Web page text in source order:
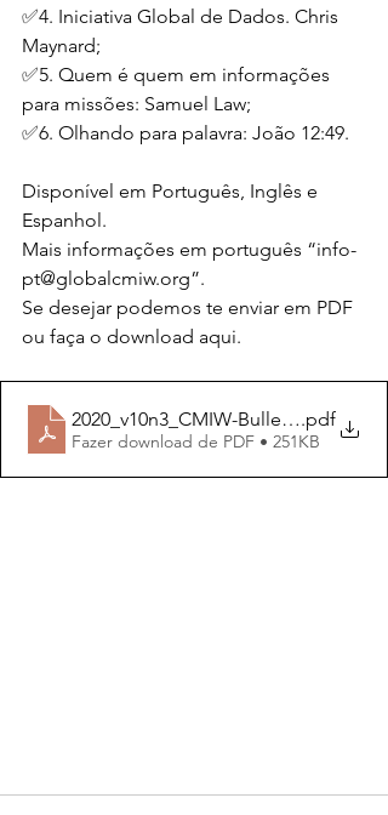
✅4. Iniciativa Global de Dados. Chris
Maynard;
✅5. Quem é quem em informações
para missões: Samuel Law;
✅6. Olhando para palavra: João 12:49.
Disponível em Português, Inglês e
Espanhol.
Mais informações em português “info-
pt@globalcmiw.org”.
Se desejar podemos te enviar em PDF
ou faça o download aqui.
2020_v10n3_CMIW-Bulletin_Pt-Br_V3
.pdf
Fazer download de PDF • 251KB